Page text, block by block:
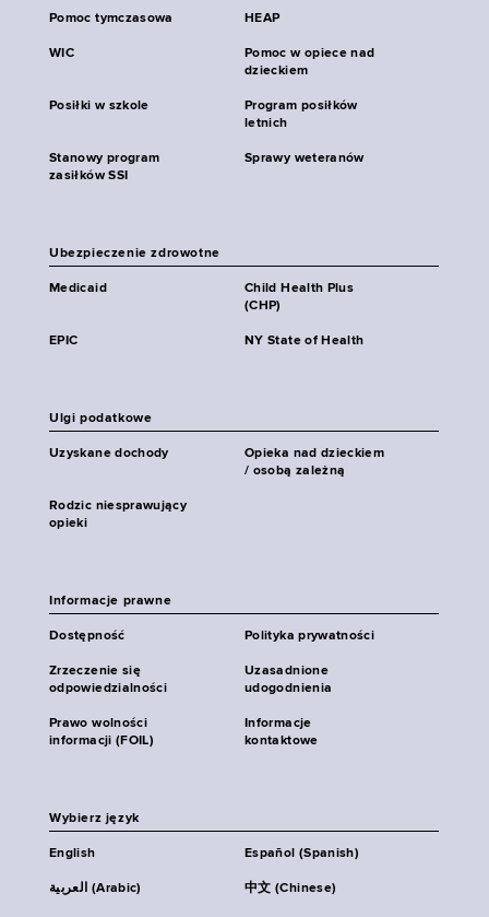
Pomoc tymczasowa HEAP
WIC
Pomoc w opiece nad
dzieckiem
Posiłki w szkole
Program posiłków
letnich
Stanowy program
zasiłków SSI
Sprawy weteranów
Ubezpieczenie zdrowotne
Medicaid
Child Health Plus
(CHP)
EPIC NY State of Health
Ulgi podatkowe
Uzyskane dochody
Opieka nad dzieckiem
/ osobą zależną
Rodzic niesprawujący
opieki
Informacje prawne
Dostępność Polityka prywatności
Zrzeczenie się
odpowiedzialności
Uzasadnione
udogodnienia
Prawo wolności
informacji (FOIL)
Informacje
kontaktowe
Wybierz język
English Español (Spanish)
العربية (Arabic) 中文 (Chinese)